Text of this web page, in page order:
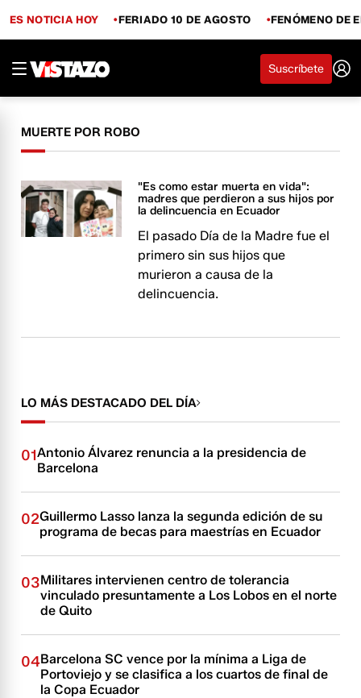
ES NOTICIA HOY FERIADO 10 DE AGOSTO FENÓMENO DE
Suscríbete
MUERTE POR ROBO
"Es como estar muerta en vida":
madres que perdieron a sus hijos por
la delincuencia en Ecuador
El pasado Día de la Madre fue el
primero sin sus hijos que
murieron a causa de la
delincuencia.
LO MÁS DESTACADO DEL DÍA
01Antonio Álvarez renuncia a la presidencia de
Barcelona
02Guillermo Lasso lanza la segunda edición de su
programa de becas para maestrías en Ecuador
03Militares intervienen centro de tolerancia
vinculado presuntamente a Los Lobos en el norte
de Quito
04Barcelona SC vence por la mínima a Liga de
Portoviejo y se clasifica a los cuartos de final de
la Copa Ecuador